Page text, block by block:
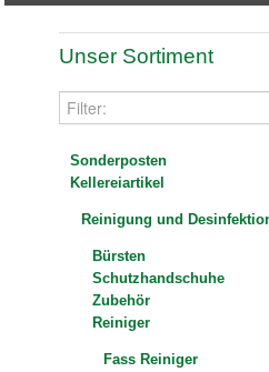
Unser Sortiment
Sonderposten
Kellereiartikel
Reinigung und
Bürsten
Schutzhandschuhe
Zubehör
Reiniger
Fass Reiniger